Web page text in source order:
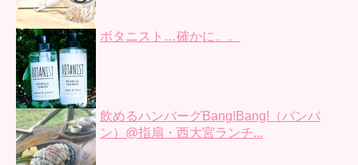
ボタニスト…確かに。。
飲めるハンバーグBang!Bang!（バンバ
ン）@指扇・西大宮ランチ...